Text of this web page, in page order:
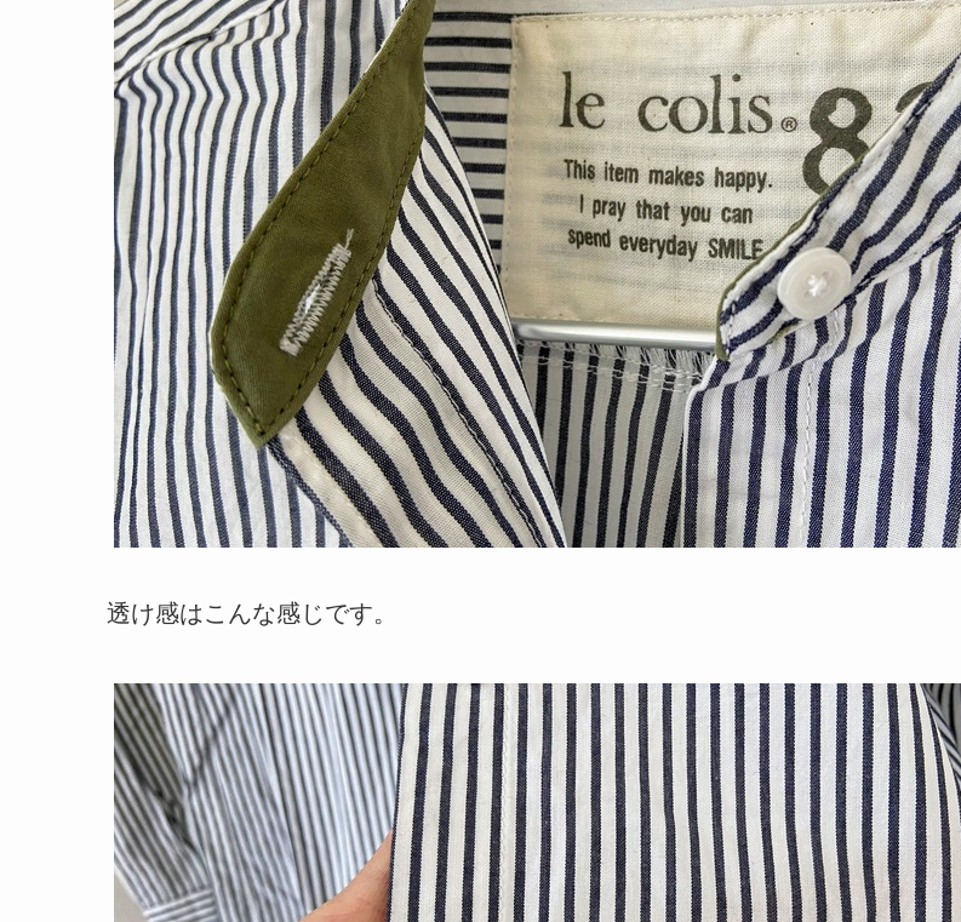
透け感はこんな感じです。